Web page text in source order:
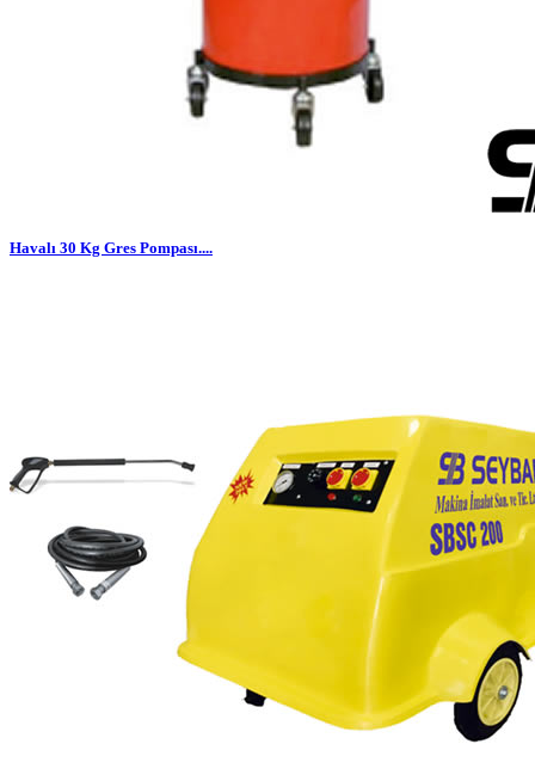
Havalı 30 Kg Gres Pompası....